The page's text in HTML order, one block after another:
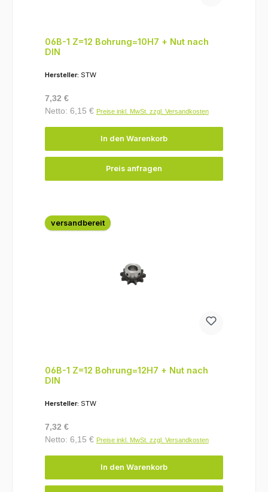
06B-1 Z=12 Bohrung=10H7 + Nut nach
DIN
Hersteller: STW
Regulärer Preis:
7,32 €
Netto: 6,15 € Preise inkl. MwSt. zzgl. Versandkosten
In den Warenkorb
Preis anfragen
versandbereit
06B-1 Z=12 Bohrung=12H7 + Nut nach
DIN
Hersteller: STW
Regulärer Preis:
7,32 €
Netto: 6,15 € Preise inkl. MwSt. zzgl. Versandkosten
In den Warenkorb